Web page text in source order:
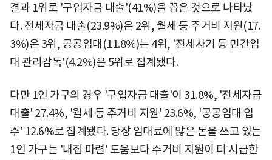
결과 1위로 '구입자금 대출'(41%)을 꼽은 것으로 나타났
다. 전세자금 대출(23.9%)은 2위, 월세 등 주거비 지원(17.
3%)은 3위, 공공임대(11.8%)는 4위, '전세사기 등 민간임
대 관리감독'(4.2%)은 5위로 집계됐다.
다만 1인 가구의 경우 '구입자금 대출'이 31.8%, '전세자금
대출' 27.4%, '월세 등 주거비 지원' 23.6%, '공공임대 입
주' 12.6%로 집계됐다. 당장 임대료에 많은 돈을 쓰고 있는
1인 가구는 '내집 마련' 도움보다 주거비 지원이 더 시급한